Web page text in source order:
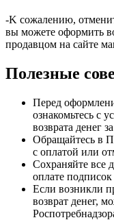
-K сожалению,
вы можете оформить
продавцом на сайте
Полезные
Перед
ознакомьтесь с
возврата денег
Обращайтесь в
с оплатой или
Сохраняйте все
оплате
Если возникли
возврат денег,